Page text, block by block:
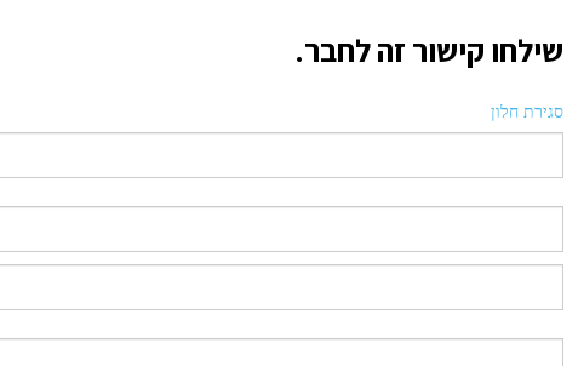
שילחו קישור זה לחבר.
סגירת חלון